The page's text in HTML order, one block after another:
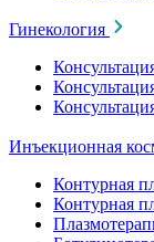
Гинекология
Инъекционная
Контурная
Контурная